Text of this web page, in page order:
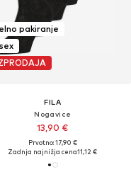
pakiranje
FILA
Nogavice
13,90 €
Prvotno: 17,90 €
Zadnja najnižja cena11,12 €